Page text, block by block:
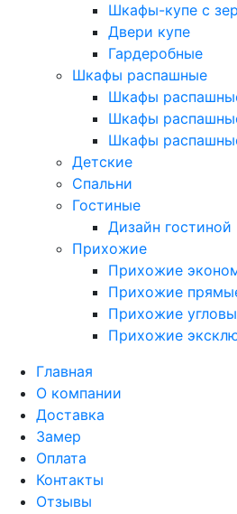
Шкафы-купе с
Двери купе
Гардеробные
Шкафы распашные
Шкафы
Шкафы
Шкафы
Детские
Спальни
Гостиные
Дизайн гостиной
Прихожие
Прихожие
Прихожие
Прихожие
Прихожие
Главная
О компании
Доставка
Замер
Оплата
Контакты
Отзывы